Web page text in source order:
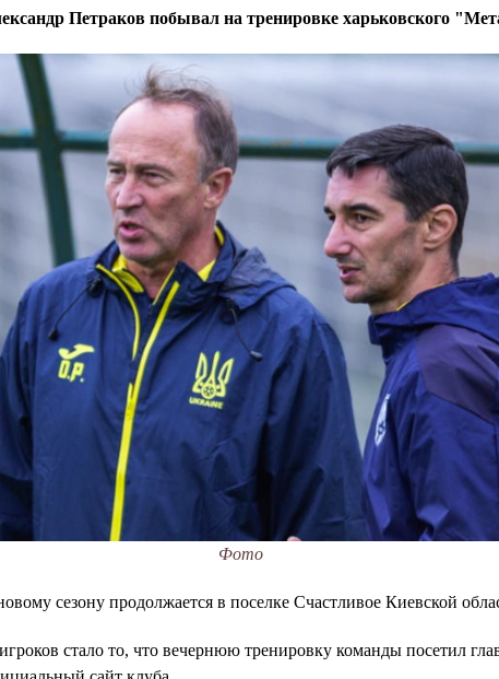
Петраков побывал на тренировке харьковского
Фото
сезону продолжается в поселке Счастливое Киевской
стало то, что вечернюю тренировку команды посетил